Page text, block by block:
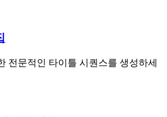
전문적인 타이틀 시퀀스를 생성하세